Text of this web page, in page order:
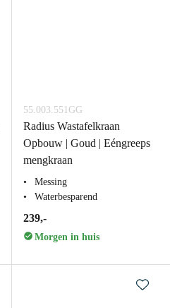
55.003.551GG
Radius Wastafelkraan
Opbouw | Goud | Eéngreeps
mengkraan
Messing
Waterbesparend
239,-
Morgen in huis